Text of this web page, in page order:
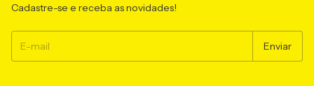
Cadastre-se e receba as novidades!